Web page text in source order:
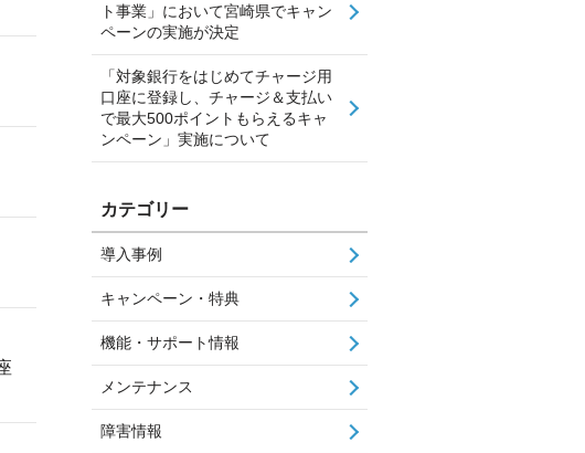
ト事業」において宮崎県でキャン
ペーンの実施が決定
「対象銀行をはじめてチャージ用
口座に登録し、チャージ＆支払い
で最大500ポイントもらえるキャ
ンペーン」実施について
カテゴリー
導入事例
キャンペーン・特典
機能・サポート情報
メンテナンス
障害情報